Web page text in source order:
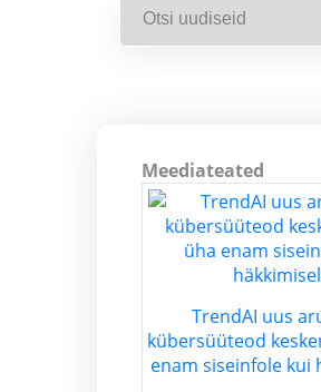
Meediateated
TrendAI uus
kübersüüteod
enam siseinfole kui